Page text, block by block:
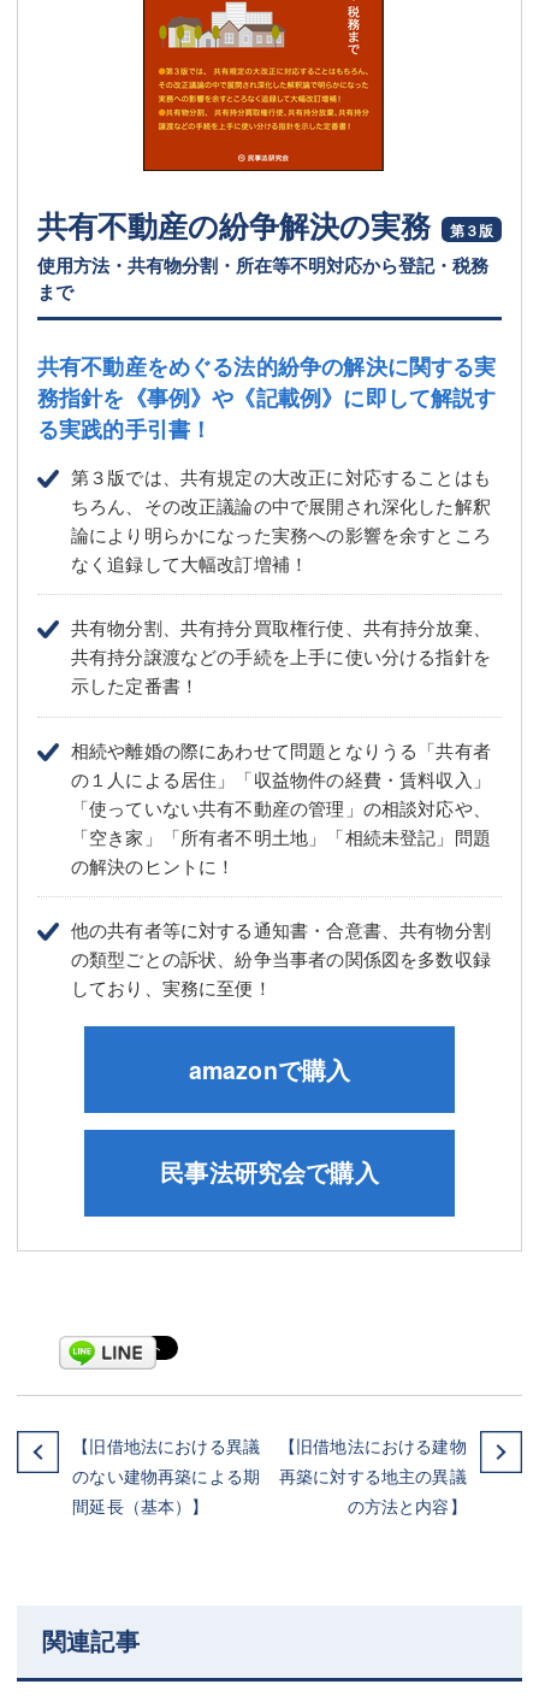
共有不動産の紛争解決の実務 第３版
使用方法・共有物分割・所在等不明対応から登記・税務
まで
共有不動産をめぐる法的紛争の解決に関する実
務指針を 《事例》や《記載例》に即して解説す
る実践的手引書！
第３版では、共有規定の大改正に対応することはも
ちろん、その改正議論の中で展開され深化した解釈
論により明らかになった実務への影響を余すところ
なく追録して大幅改訂増補！
共有物分割、共有持分買取権行使、共有持分放棄、
共有持分譲渡などの手続を上手に使い分ける指針を
示した定番書！
相続や離婚の際にあわせて問題となりうる「共有者
の１人による居住」「収益物件の経費・賃料収入」
「使っていない共有不動産の管理」の相談対応や、
「空き家」「所有者不明土地」「相続未登記」問題
の解決のヒントに！
他の共有者等に対する通知書・合意書、共有物分割
の類型ごとの訴状、紛争当事者の関係図を多数収録
しており、実務に至便！
民事法研究会で購入
amazonで購入
【旧借地法における異議
のない建物再築による期
間延長（基本）】
【旧借地法における建物
再築に対する地主の異議
の方法と内容】
関連記事